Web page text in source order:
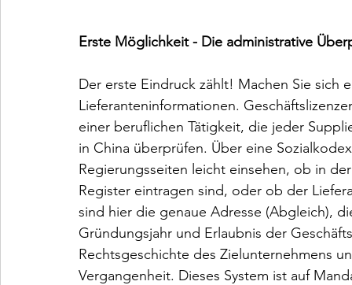
Erste Möglichkeit - Die administrative
Der erste Eindruck zählt! Machen Sie sich
Lieferanteninformationen.
einer beruflichen Tätigkeit, die jeder
in China überprüfen. Über eine
Regierungsseiten leicht einsehen, ob in
Register eintragen sind, oder ob der
sind hier die genaue Adresse (Abgleich),
Gründungsjahr und Erlaubnis der
Rechtsgeschichte des Zielunternehmens
Vergangenheit. Dieses System ist auf